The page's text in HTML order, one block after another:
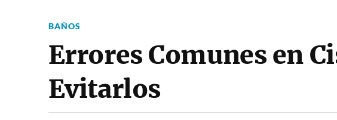
BAÑOS
Errores Comunes en
Evitarlos